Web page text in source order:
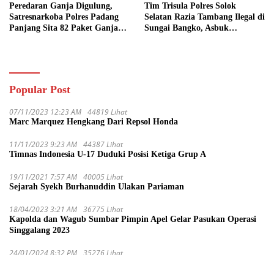
Peredaran Ganja Digulung,
Satresnarkoba Polres Padang
Panjang Sita 82 Paket Ganja
Tim Trisula Polres Solok
Selatan Razia Tambang Ilegal di
Sungai Bangko, Asbuk
Popular Post
07/11/2023 12:23 AM 44819 Lihat
Marc Marquez Hengkang Dari Repsol Honda
11/11/2023 9:23 AM 44387 Lihat
Timnas Indonesia U-17 Duduki Posisi Ketiga Grup A
19/11/2021 7:57 AM 40005 Lihat
Sejarah Syekh Burhanuddin Ulakan Pariaman
18/04/2023 3:21 AM 36775 Lihat
Kapolda dan Wagub Sumbar Pimpin Apel Gelar Pasukan Operasi
Singgalang 2023
24/01/2024 8:32 PM 35276 Lihat